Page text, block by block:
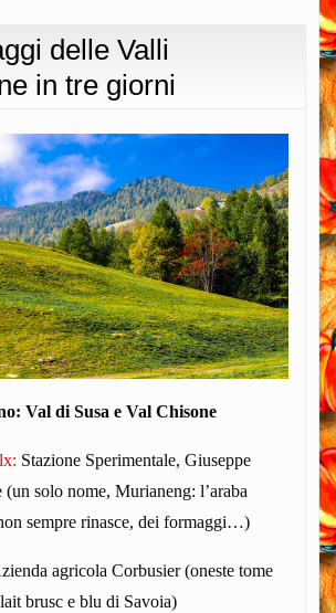
delle Valli
in tre giorni
Val di Susa e Val Chisone
Stazione Sperimentale, Giuseppe
(un solo nome, Murianeng: l’araba
sempre rinasce, dei formaggi…)
agricola Corbusier (oneste tome
brusc e blu di Savoia)